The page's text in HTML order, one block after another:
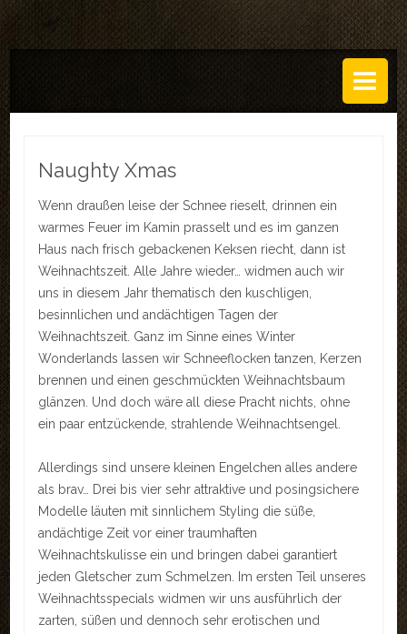
History
SETS
GALERIEN
EVENTS
REFERENZEN
LINKS
KONTAKT
Anfahrt
Impressum
Naughty Xmas
Wenn draußen leise der Schnee rieselt, drinnen ein
warmes Feuer im Kamin prasselt und es im ganzen
Haus nach frisch gebackenen Keksen riecht, dann ist
Weihnachtszeit. Alle Jahre wieder… widmen auch wir
uns in diesem Jahr thematisch den kuschligen,
besinnlichen und andächtigen Tagen der
Weihnachtszeit. Ganz im Sinne eines Winter
Wonderlands lassen wir Schneeflocken tanzen, Kerzen
brennen und einen geschmückten Weihnachtsbaum
glänzen. Und doch wäre all diese Pracht nichts, ohne
ein paar entzückende, strahlende Weihnachtsengel.
Allerdings sind unsere kleinen Engelchen alles andere
als brav… Drei bis vier sehr attraktive und posingsichere
Modelle läuten mit sinnlichem Styling die süße,
andächtige Zeit vor einer traumhaften
Weihnachtskulisse ein und bringen dabei garantiert
jeden Gletscher zum Schmelzen. Im ersten Teil unseres
Weihnachtsspecials widmen wir uns ausführlich der
zarten, süßen und dennoch sehr erotischen und